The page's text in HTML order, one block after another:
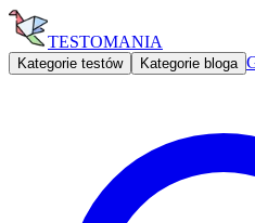
TESTOMANIA
Kategorie testów Kategorie bloga